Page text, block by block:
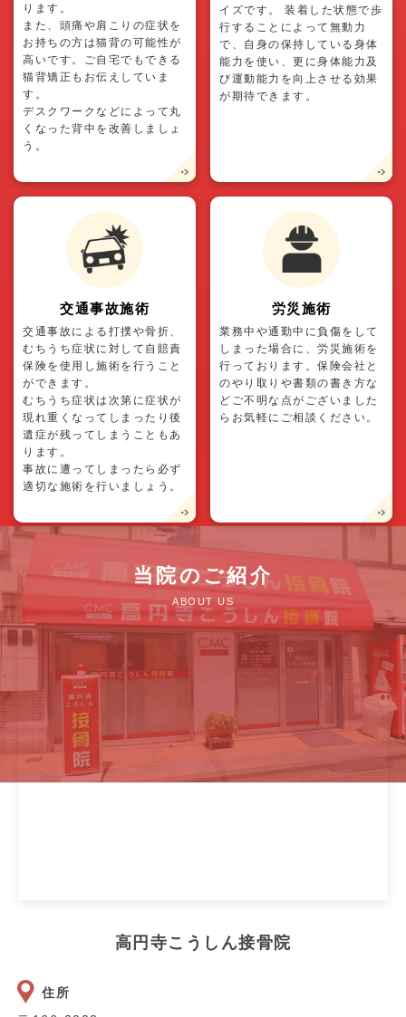
ります。
また、頭痛や肩こりの症状を
お持ちの方は猫背の可能性が
高いです。ご自宅でもできる
猫背矯正もお伝えしていま
す。
デスクワークなどによって丸
くなった背中を改善しましょ
う。
イズです。 装着した状態で歩
行することによって無動力
で、自身の保持している身体
能力を使い、更に身体能力及
び運動能力を向上させる効果
が期待できます。
交通事故施術
交通事故による打撲や骨折、
むちうち症状に対して自賠責
保険を使用し施術を行うこと
ができます。
むちうち症状は次第に症状が
現れ重くなってしまったり後
遺症が残ってしまうこともあ
ります。
事故に遭ってしまったら必ず
適切な施術を行いましょう。
労災施術
業務中や通勤中に負傷をして
しまった場合に、労災施術を
行っております。保険会社と
のやり取りや書類の書き方な
どご不明な点がございました
らお気軽にご相談ください。
当院のご紹介
ABOUT US
高円寺こうしん接骨院
住所